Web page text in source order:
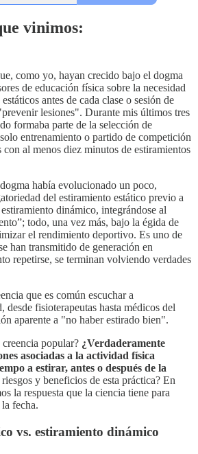
vinimos:
como yo, hayan crecido bajo el dogma
de educación física sobre la necesidad
antes de cada clase o sesión de
lesiones". Durante mis últimos tres
formaba parte de la selección de
entrenamiento o partido de competición
al menos diez minutos de estiramientos
había evolucionado un poco,
del estiramiento estático previo a
dinámico, integrándose al
todo, una vez más, bajo la égida de
el rendimiento deportivo. Es uno de
han transmitido de generación en
repetirse, se terminan volviendo verdades
que es común escuchar a
desde fisioterapeutas hasta médicos del
aparente a "no haber estirado bien".
creencia popular? ¿Verdaderamente
asociadas a la actividad física
a estirar, antes o después de la
y beneficios de esta práctica? En
la respuesta que la ciencia tiene para
fecha.
vs. estiramiento dinámico